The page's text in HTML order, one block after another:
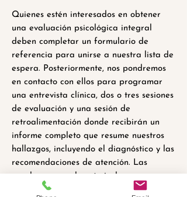
Quienes estén interesados en obtener
una evaluación psicológica integral
deben completar un formulario de
referencia para unirse a nuestra lista de
espera. Posteriormente, nos pondremos
en contacto con ellos para programar
una entrevista clínica, dos o tres sesiones
de evaluación y una sesión de
retroalimentación donde recibirán un
informe completo que resume nuestros
hallazgos, incluyendo el diagnóstico y las
recomendaciones de atención. Las
pruebas generalmente incluyen
herramientas con referencia a normas